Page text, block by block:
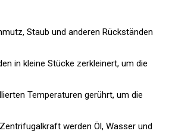
Staub und anderen Rückständen
in kleine Stücke zerkleinert, um die
Temperaturen gerührt, um die
werden Öl, Wasser und